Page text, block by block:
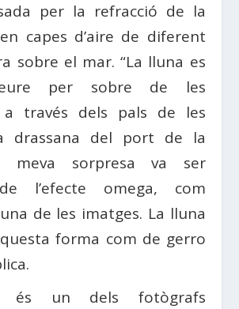
per la refracció de la
capes d’aire de diferent
sobre el mar. “La lluna es
per sobre de les
a través dels pals de les
drassana del port de la
meva sorpresa va ser
l’efecte omega, com
de les imatges. La lluna
forma com de gerro
és un dels fotògrafs